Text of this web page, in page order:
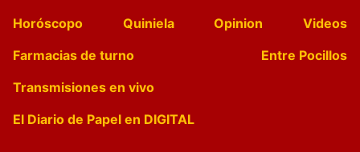
Horóscopo
Quiniela Opinion
Videos
Farmacias de turno
Entre Pocillos
Transmisiones en vivo
El Diario de Papel en DIGITAL